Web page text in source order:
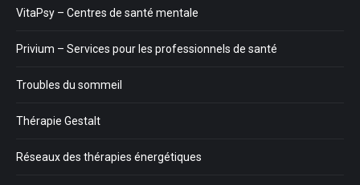
VitaPsy – Centres de santé mentale
Privium – Services pour les professionnels de santé
Troubles du sommeil
Thérapie Gestalt
Réseaux des thérapies énergétiques